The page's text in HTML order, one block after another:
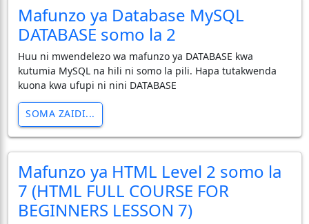
Mafunzo ya Database MySQL
DATABASE somo la 2
Huu ni mwendelezo wa mafunzo ya DATABASE kwa
kutumia MySQL na hili ni somo la pili. Hapa tutakwenda
kuona kwa ufupi ni nini DATABASE
SOMA ZAIDI...
Mafunzo ya HTML Level 2 somo la
7 (HTML FULL COURSE FOR
BEGINNERS LESSON 7)